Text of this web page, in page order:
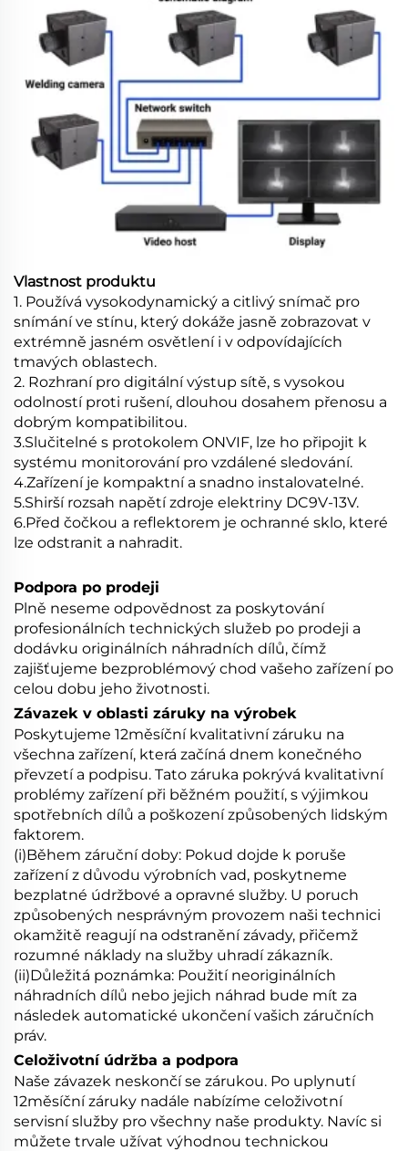
Vlastnost produktu
1. Používá vysokodynamický a citlivý snímač pro
snímání ve stínu, který dokáže jasně zobrazovat v
extrémně jasném osvětlení i v odpovídajících
tmavých oblastech.
2. Rozhraní pro digitální výstup sítě, s vysokou
odolností proti rušení, dlouhou dosahem přenosu a
dobrým kompatibilitou.
3.Slučitelné s protokolem ONVIF, lze ho připojit k
systému monitorování pro vzdálené sledování.
4.Zařízení je kompaktní a snadno instalovatelné.
5.Shirší rozsah napětí zdroje elektriny DC9V-13V.
6.Před čočkou a reflektorem je ochranné sklo, které
lze odstranit a nahradit.
Podpora po prodeji
Plně neseme odpovědnost za poskytování
profesionálních technických služeb po prodeji a
dodávku originálních náhradních dílů, čímž
zajišťujeme bezproblémový chod vašeho zařízení po
celou dobu jeho životnosti.
Závazek v oblasti záruky na výrobek
Poskytujeme 12měsíční kvalitativní záruku na
všechna zařízení, která začíná dnem konečného
převzetí a podpisu. Tato záruka pokrývá kvalitativní
problémy zařízení při běžném použití, s výjimkou
spotřebních dílů a poškození způsobených lidským
faktorem.
(i)Během záruční doby: Pokud dojde k poruše
zařízení z důvodu výrobních vad, poskytneme
bezplatné údržbové a opravné služby. U poruch
způsobených nesprávným provozem naši technici
okamžitě reagují na odstranění závady, přičemž
rozumné náklady na služby uhradí zákazník.
(ii)Důležitá poznámka: Použití neoriginálních
náhradních dílů nebo jejich náhrad bude mít za
následek automatické ukončení vašich záručních
práv.
Celoživotní údržba a podpora
Naše závazek neskončí se zárukou. Po uplynutí
12měsíční záruky nadále nabízíme celoživotní
servisní služby pro všechny naše produkty. Navíc si
můžete trvale užívat výhodnou technickou